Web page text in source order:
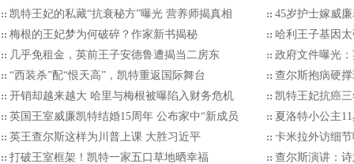
凯特王妃的私藏“抗衰秘方”曝光 营养师揭真相
45岁护士嫁威
梅根的王妃梦为何破碎？作家新书揭秘
哈利王子基因
几乎免租金，英前王子安德鲁遭揭当二房东
政府文件曝光
“西装杀”配“恨天高”，凯特重返国际舞台
查尔斯抱病硬
开销却越来越大 哈里与梅根被曝陷入财务危机
凯特王妃抗癌
英国王室威廉凯特结婚15周年 公布家中“新成员
夏洛特小公主
英王查尔斯这样为川普上课 大胜习近平
卡米拉外访细
打破王室框架！凯特一家五口草地晒幸福
查尔斯演讲：